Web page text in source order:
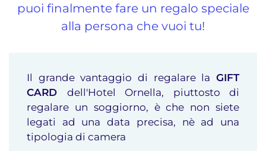
puoi finalmente fare un regalo speciale
alla persona che vuoi tu!
Il grande vantaggio di regalare la GIFT
CARD dell'Hotel Ornella, piuttosto di
regalare un soggiorno, è che non siete
legati ad una data precisa, nè ad una
tipologia di camera